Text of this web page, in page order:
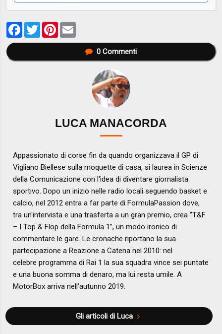
Facebook
TwitterPinterest
0Commenti
LUCA MANACORDA
Appassionato di corse fin da quando organizzava il GP di
Vigliano Biellese sulla moquette di casa, si laurea in Scienze
della Comunicazione con l'idea di diventare giornalista
sportivo. Dopo un inizio nelle radio locali seguendo basket e
calcio, nel 2012 entra a far parte di FormulaPassion dove,
tra un'intervista e una trasferta a un gran premio, crea “T&F
– I Top & Flop della Formula 1”, un modo ironico di
commentare le gare. Le cronache riportano la sua
partecipazione a Reazione a Catena nel 2010: nel
celebre programma di Rai 1 la sua squadra vince sei puntate
e una buona somma di denaro, ma lui resta umile. A
MotorBox arriva nell'autunno 2019.
Gli articoli di Luca